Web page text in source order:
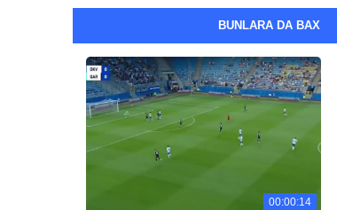
BUNLARA DA BAX
00:00:14